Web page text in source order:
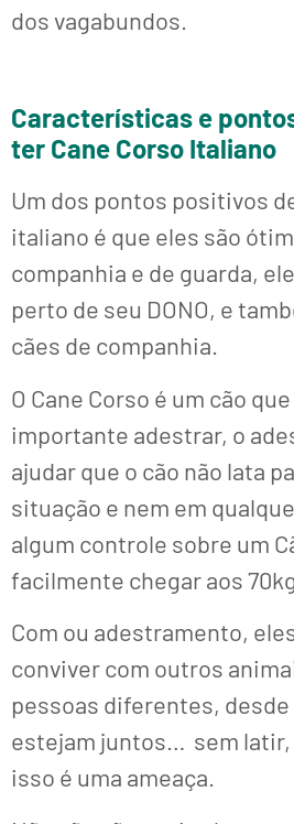
dos vagabundos.
Características e
ter Cane Corso Italiano
Um dos pontos positivos
italiano é que eles são
companhia e de guarda,
perto de seu DONO, e
cães de companhia.
O Cane Corso é um cão
importante adestrar, o
ajudar que o cão não lata
situação e nem em
algum controle sobre um
facilmente chegar aos
Com ou adestramento,
conviver com outros
pessoas diferentes, desde
estejam juntos… sem latir,
isso é uma ameaça.